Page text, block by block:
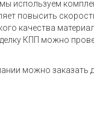
используем
повысить
качества
КПП можно
можно заказать